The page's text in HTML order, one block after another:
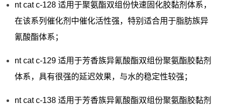
nt cat c-128 适用于聚氨酯双组份快速固化胶黏剂体系，
在该系列催化剂中催化活性强，特别适合用于脂肪族异
氰酸酯体系；
nt cat c-129 适用于芳香族异氰酸酯双组份聚氨酯胶黏剂
体系，具有很强的延迟效果，与水的稳定性较强；
nt cat c-138 适用于芳香族异氰酸酯双组份聚氨酯胶黏剂